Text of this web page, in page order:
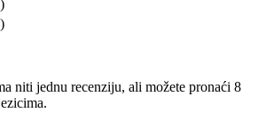
niti jednu recenziju, ali možete pronaći 8